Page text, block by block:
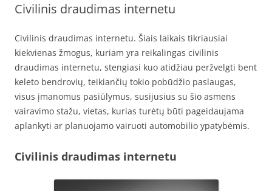
Civilinis draudimas internetu
Civilinis draudimas internetu. Šiais laikais tikriausiai
kiekvienas žmogus, kuriam yra reikalingas civilinis
draudimas internetu, stengiasi kuo atidžiau peržvelgti bent
keleto bendrovių, teikiančių tokio pobūdžio paslaugas,
visus įmanomus pasiūlymus, susijusius su šio asmens
vairavimo stažu, vietas, kurias turėtų būti pageidaujama
aplankyti ar planuojamo vairuoti automobilio ypatybėmis.
Civilinis draudimas internetu